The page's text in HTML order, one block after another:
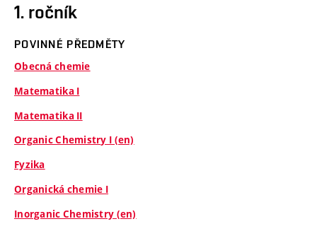
1. ročník
POVINNÉ PŘEDMĚTY
Obecná chemie
Matematika I
Matematika II
Organic Chemistry I (en)
Fyzika
Organická chemie I
Inorganic Chemistry (en)